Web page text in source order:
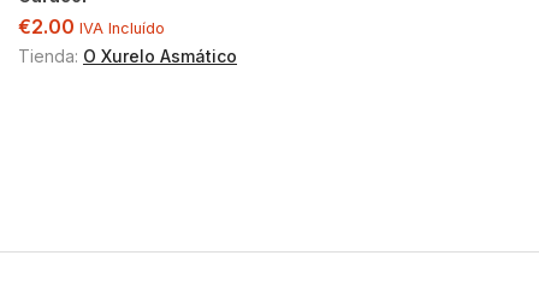
€2.00 IVA Incluído
Tienda: O Xurelo Asmático